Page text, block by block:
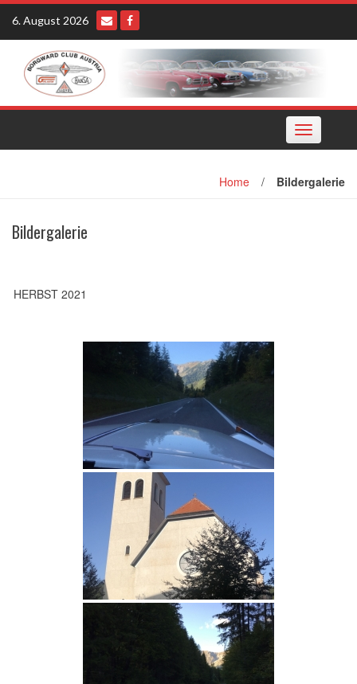
Skip
content
6. August 2026
Toggle
navigation
Home / Bildergalerie
Bildergalerie
HERBST 2021